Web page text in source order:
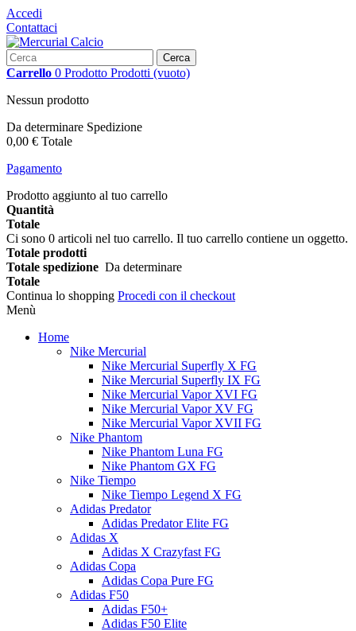
Accedi
Contattaci
Cerca
Carrello 0 Prodotto Prodotti (vuoto)
Nessun prodotto
Da determinare Spedizione
0,00 € Totale
Pagamento
Prodotto aggiunto al tuo carrello
Quantità
Totale
Ci sono 0 articoli nel tuo carrello. Il tuo carrello contiene un oggetto.
Totale prodotti
Totale spedizione Da determinare
Totale
Continua lo shopping Procedi con il checkout
Menù
Home
Nike Mercurial
Nike Mercurial Superfly X FG
Nike Mercurial Superfly IX FG
Nike Mercurial Vapor XVI FG
Nike Mercurial Vapor XV FG
Nike Mercurial Vapor XVII FG
Nike Phantom
Nike Phantom Luna FG
Nike Phantom GX FG
Nike Tiempo
Nike Tiempo Legend X FG
Adidas Predator
Adidas Predator Elite FG
Adidas X
Adidas X Crazyfast FG
Adidas Copa
Adidas Copa Pure FG
Adidas F50
Adidas F50+
Adidas F50 Elite